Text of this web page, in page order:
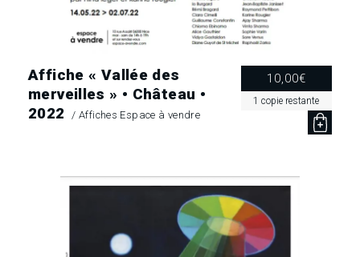
Affiche « Vallée des
merveilles » • Château •
2022
/Affiches Espace à vendre
10,00€
1 copie restante
des
merveilles"
•
2022